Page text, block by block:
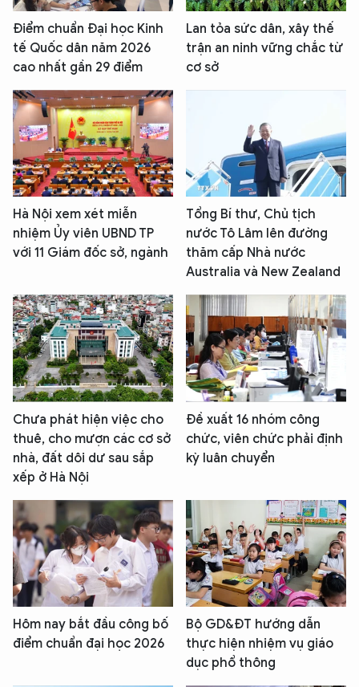
Điểm chuẩn Đại học Kinh
tế Quốc dân năm 2026
cao nhất gần 29 điểm
Lan tỏa sức dân, xây thế
trận an ninh vững chắc từ
cơ sở
Hà Nội xem xét miễn
nhiệm Ủy viên UBND TP
với 11 Giám đốc sở, ngành
Tổng Bí thư, Chủ tịch
nước Tô Lâm lên đường
thăm cấp Nhà nước
Australia và New Zealand
Chưa phát hiện việc cho
thuê, cho mượn các cơ sở
nhà, đất dôi dư sau sắp
xếp ở Hà Nội
Đề xuất 16 nhóm công
chức, viên chức phải định
kỳ luân chuyển
Hôm nay bắt đầu công bố
điểm chuẩn đại học 2026
Bộ GD&ĐT hướng dẫn
thực hiện nhiệm vụ giáo
dục phổ thông